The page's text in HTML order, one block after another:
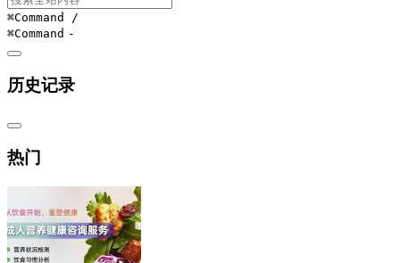
⌘Command /
⌘Command -
历史记录
热门